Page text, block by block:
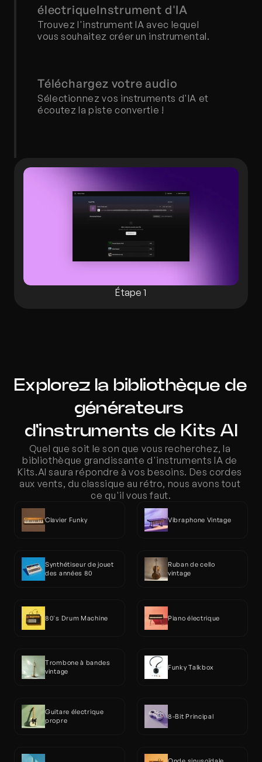
électriqueInstrument d'IA
Trouvez l'instrument IA avec lequel
vous souhaitez créer un instrumental.
Téléchargez votre audio
Sélectionnez vos instruments d'IA et
écoutez la piste convertie !
Étape 1
Explorez la bibliothèque de
générateurs
d'instruments de Kits AI
Quel que soit le son que vous recherchez, la
bibliothèque grandissante d'instruments IA de
Kits.AI saura répondre à vos besoins. Des cordes
aux vents, du classique au rétro, nous avons tout
ce qu'il vous faut.
Clavier Funky Vibraphone Vintage
Synthétiseur de jouet
des années 80
Ruban de cello
vintage
80's Drum Machine Piano électrique
Trombone à bandes
vintage
Funky Talkbox
Guitare électrique
propre
8-Bit Principal